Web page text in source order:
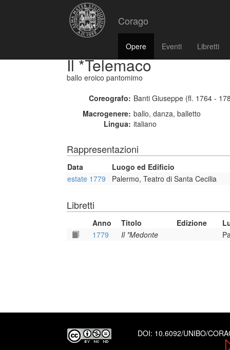
Corago
Opere Eventi Libretti
Il *Telemaco
ballo eroico pantomimo
Coreografo: Banti Giuseppe (fl. 1764 -
Macrogenere: ballo, danza, balletto
Lingua: italiano
Rappresentazioni
Data
Luogo ed Edificio
estate 1779
Palermo, Teatro di Santa Cecilia
Libretti
Anno Titolo Edizione
1779
Il *Medonte
DOI: 10.6092/UNIBO/